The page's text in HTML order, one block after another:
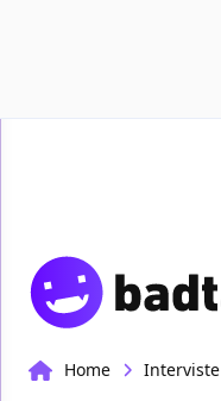
Home Interviste